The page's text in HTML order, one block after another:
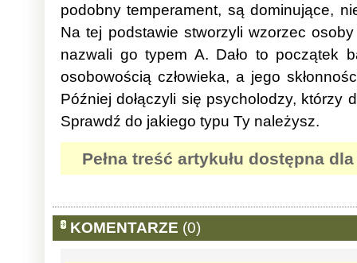
podobny temperament, są dominujące,
Na tej podstawie stworzyli wzorzec
nazwali go typem A. Dało to początek
osobowością człowieka, a jego
Później dołączyli się psycholodzy, którzy
Sprawdź do jakiego typu Ty należysz.
Pełna treść artykułu dostępna
KOMENTARZE (0)